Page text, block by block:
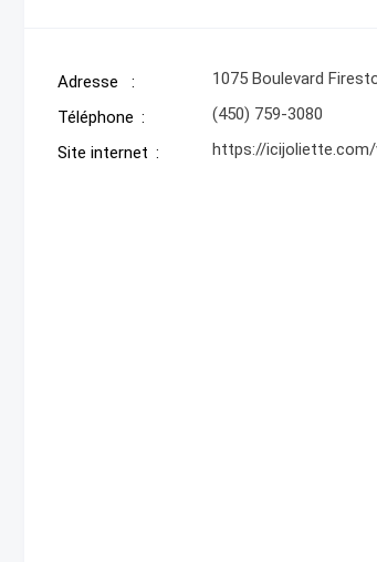
Adresse
1075 Boulevard
Téléphone
(450) 759-3080
Site internet
https://